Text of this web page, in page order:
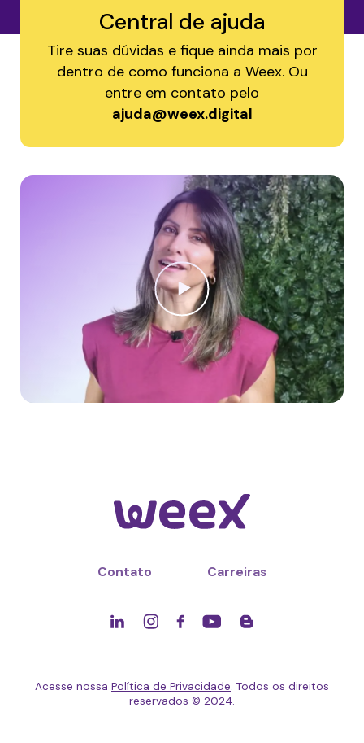
Central de ajuda
Tire suas dúvidas e fique ainda mais por
dentro de como funciona a Weex. Ou
entre em contato pelo
ajuda@weex.digital
Contato Carreiras
Acesse nossa Política de Privacidade. Todos os direitos
reservados © 2024.